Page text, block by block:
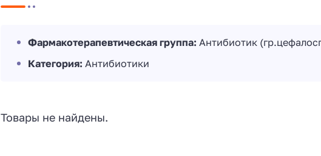
Фармакотерапевтическая группа: Антибиотик
Категория: Антибиотики
Товары не найдены.